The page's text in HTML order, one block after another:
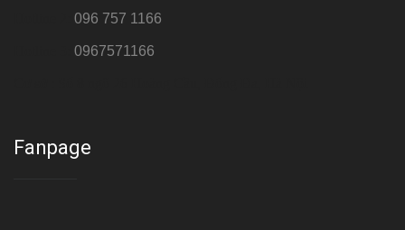
096 757 1166
0967571166
Fanpage